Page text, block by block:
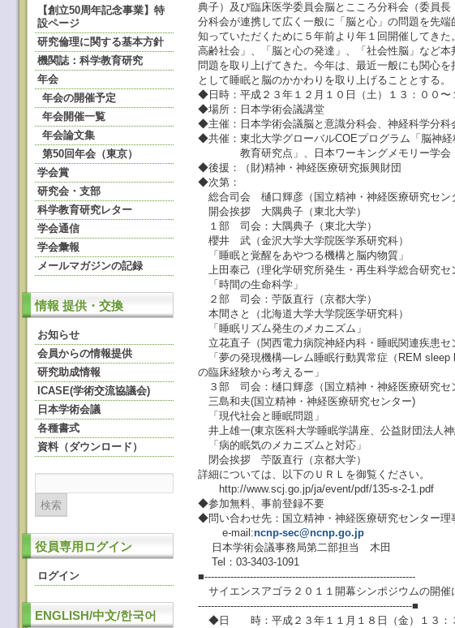
【創立50周年記念事業】特
設ページ
研究倫理に関する基本方針
機関誌：科学教育研究
年会
年会の開催予定
年会開催一覧
年会論文集
第50回年会（東京）
学会賞
研究会・支部
科学教育研究レター
学会通信
学会彙報
メールマガジンの記録
情報 提供・交換
お知らせ
会員からの情報提供
研究助成情報
ICASE(学術交流協議会)
日本学術会議
各種書式
資料（ダウンロード）
役員専用ログイン
ログイン
ENGLISH/中文/한국어
典子）及び臨床医学委員会脳とこころ分科会（委員
分科会が連携して広く一般に「脳と心」の問題を先端
知っていただくために５年前より年１回開催してきた
高齢社会」、「脳と心の発達」、「社会性脳」など本
問題を取り上げてきた。今年は、最近一般にも関心を
として睡眠と脳のかかわりを取り上げることとする。
◆日時：平成２３年１２月１０日（土）１３：００〜
◆場所：日本学術会議講堂
◆主催：日本学術会議脳と意識分科会、神経科学分科
◆共催：東北大学グローバルCOEプログラム「脳神
教育研究点」、日本ワーキングメモリー学会
◆後援：（財)精神・神経医療研究振興財団
◆次第：
総合司会 樋口輝彦（国立精神・神経医療研究セン
開会挨拶 大隅典子（東北大学）
１部 司会：大隅典子（東北大学）
櫻井 武（金沢大学大学院医学系研究科）
「睡眠と覚醒をあやつる機構と脳内物質」
上田泰己（理化学研究所発生・再生科学総合研究セ
「時間の生命科学」
２部 司会：苧阪直行（京都大学）
本間さと（北海道大学大学院医学研究科）
「睡眠リズム発生のメカニズム」
立花直子（関西電力病院神経内科・睡眠関連疾患セ
「夢の発現機構―レム睡眠行動異常症（REM sleep
の臨床経験から考えるー」
３部 司会：樋口輝彦（国立精神・神経医療研究セ
三島和夫(国立精神・神経医療研究センター)
「現代社会と睡眠問題」
井上雄一(東京医科大学睡眠学講座、公益財団法人
「病的眠気のメカニズムと対応」
閉会挨拶 苧阪直行（京都大学）
詳細については、以下のＵＲＬを御覧ください。
http://www.scj.go.jp/ja/event/pdf/135-s-2-1.pdf
◆参加無料、事前登録不要
◆問い合わせ先：国立精神・神経医療研究センター理
e-mail:ncnp-sec@ncnp.go.jp
日本学術会議事務局第二部担当 木田
Tel：03-3403-1091
■-----------------------------------------------------------------
サイエンスアゴラ２０１１開幕シンポジウムの開催
------------------------------------------------------------------■
◆日 時：平成２３年１１月１８日（金）１３：